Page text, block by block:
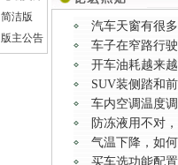
简洁版
版主公告
汽车天窗有很
车子在窄路行
开车油耗越来
SUV装侧踏和
车内空调温度
防冻液用不对
气温下降，如
买车选功能配